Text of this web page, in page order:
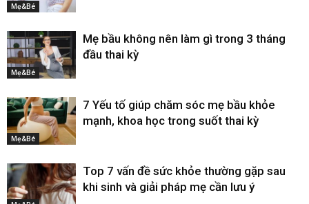
Mẹ&Bé
Mẹ&Bé
Mẹ bầu không nên làm gì trong 3 tháng
đầu thai kỳ
Mẹ&Bé
7 Yếu tố giúp chăm sóc mẹ bầu khỏe
mạnh, khoa học trong suốt thai kỳ
Top 7 vấn đề sức khỏe thường gặp sau
khi sinh và giải pháp mẹ cần lưu ý